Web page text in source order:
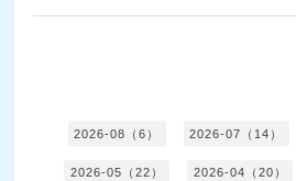
2026-08（6） 2026-07（14）
2026-05（22） 2026-04（20）